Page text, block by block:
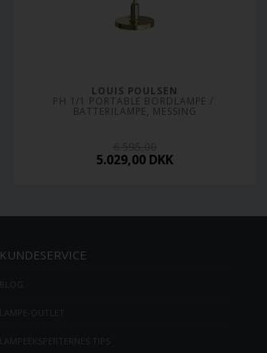
LOUIS POULSEN
PH 1/1 PORTABLE BORDLAMPE /
BATTERILAMPE, MESSING
5.029,00 DKK
KUNDESERVICE